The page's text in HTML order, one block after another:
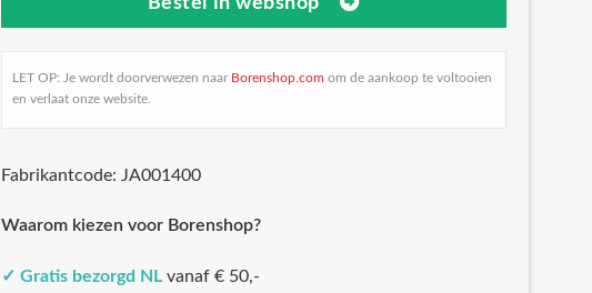
LET OP: Je wordt doorverwezen naar Borenshop.com om de aankoop te voltooien
en verlaat onze website.
Fabrikantcode: JA001400
Waarom kiezen voor Borenshop?
✓ Gratis bezorgd NL vanaf € 50,-